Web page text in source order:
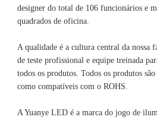
designer do total de 106 funcionários e
A qualidade é a cultura central da nossa
de teste profissional e equipe treinada
todos os produtos. Todos os produtos
A Yuanye LED é a marca do jogo de